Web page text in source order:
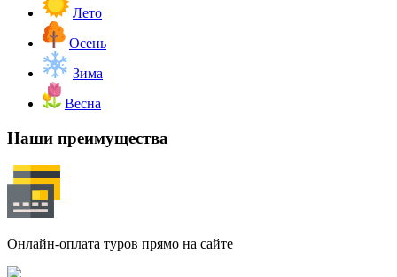
Лето
Осень
Зима
Весна
Наши преимущества
Онлайн-оплата туров прямо на сайте